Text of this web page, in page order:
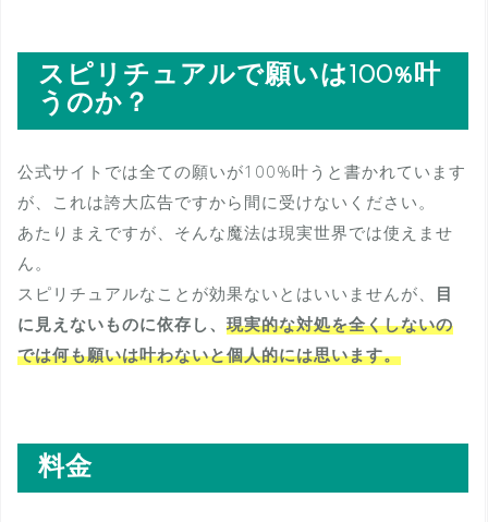
スピリチュアルで願いは100%叶
うのか？
公式サイトでは全ての願いが100%叶うと書かれています
が、これは誇大広告ですから間に受けないください。
あたりまえですが、そんな魔法は現実世界では使えませ
ん。
スピリチュアルなことが効果ないとはいいませんが、 目
に見えないものに依存し、 現実的な対処を全くしないの
では何も願いは叶わないと個人的には思います。
料金